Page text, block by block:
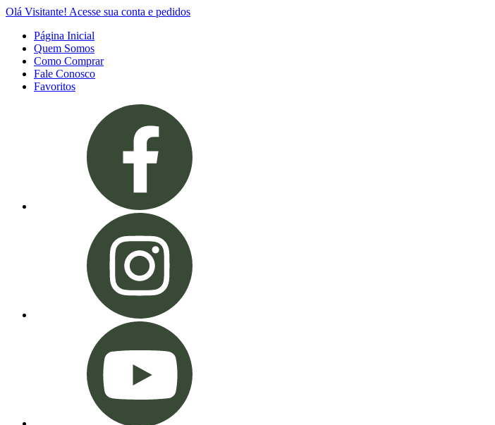
Olá Visitante! Acesse sua conta e pedidos
Página Inicial
Quem Somos
Como Comprar
Fale Conosco
Favoritos